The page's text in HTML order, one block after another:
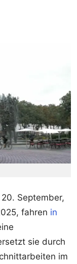
September,
fahren in
sie durch
im